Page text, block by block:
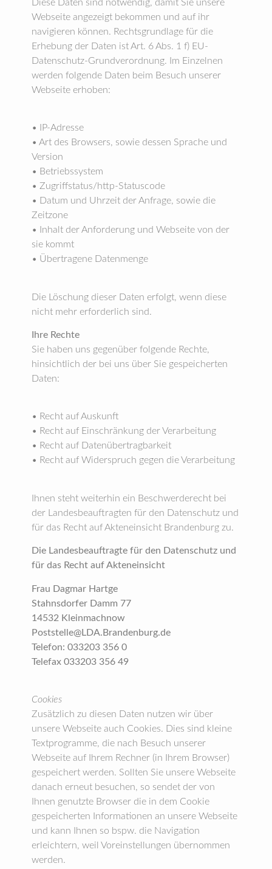
Diese Daten sind notwendig, damit Sie unsere
Webseite angezeigt bekommen und auf ihr
navigieren können. Rechtsgrundlage für die
Erhebung der Daten ist Art. 6 Abs. 1 f) EU-
Datenschutz-Grundverordnung. Im Einzelnen
werden folgende Daten beim Besuch unserer
Webseite erhoben:
• IP-Adresse
• Art des Browsers, sowie dessen Sprache und
Version
• Betriebssystem
• Zugriffstatus/http-Statuscode
• Datum und Uhrzeit der Anfrage, sowie die
Zeitzone
• Inhalt der Anforderung und Webseite von der
sie kommt
• Übertragene Datenmenge
Die Löschung dieser Daten erfolgt, wenn diese
nicht mehr erforderlich sind.
Ihre Rechte
Sie haben uns gegenüber folgende Rechte,
hinsichtlich der bei uns über Sie gespeicherten
Daten:
• Recht auf Auskunft
• Recht auf Einschränkung der Verarbeitung
• Recht auf Datenübertragbarkeit
• Recht auf Widerspruch gegen die Verarbeitung
Ihnen steht weiterhin ein Beschwerderecht bei
der Landesbeauftragten für den Datenschutz und
für das Recht auf Akteneinsicht Brandenburg zu.
Die Landesbeauftragte für den Datenschutz und
für das Recht auf Akteneinsicht
Frau Dagmar Hartge
Stahnsdorfer Damm 77
14532 Kleinmachnow
Poststelle@LDA.Brandenburg.de
Telefon: 033203 356 0
Telefax 033203 356 49
Cookies
Zusätzlich zu diesen Daten nutzen wir über
unsere Webseite auch Cookies. Dies sind kleine
Textprogramme, die nach Besuch unserer
Webseite auf Ihrem Rechner (in Ihrem Browser)
gespeichert werden. Sollten Sie unsere Webseite
danach erneut besuchen, so sendet der von
Ihnen genutzte Browser die in dem Cookie
gespeicherten Informationen an unsere Webseite
und kann Ihnen so bspw. die Navigation
erleichtern, weil Voreinstellungen übernommen
werden.